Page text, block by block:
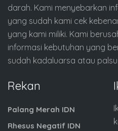
darah. Kami menyebarkan
yang sudah kami cek
yang kami miliki. Kami
informasi kebutuhan yang
sudah kadaluarsa atau palsu.
Rekan
Palang Merah IDN
Rhesus Negatif IDN